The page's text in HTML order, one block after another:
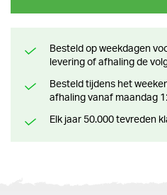
Besteld op weekdagen voor 13 uur? Klaar voor
levering of afhaling de
Besteld tijdens het weekend? Klaar voor levering of
afhaling vanaf maandag
Elk jaar 50.000 tevreden